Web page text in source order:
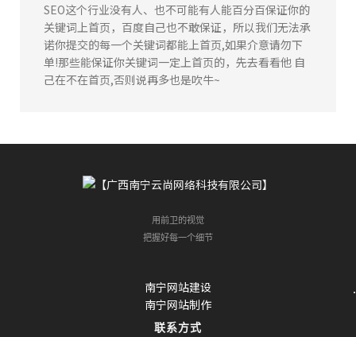
李女士
133****8168
86分钟前
陈**
135****2578
3分钟前
李女士
184****6636
37分钟前
张先生
164****4625
SEO这个行业没有人、也不可能有人能百分百保证你的
关键词上首页，百度自己也不敢保证，所以我们无法承
诺你提交的每一个关键词都能上首页,如果介意请勿下
单!那些能保证你关键词一定上首页的，先去看看他 自
己在不在首页,否则说再多也是吹牛~
用前卫的视觉
把握好每一个细节
南宁网站建设
南宁网站制作
联系方式